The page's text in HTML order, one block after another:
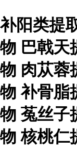
补阳类提
物 巴戟天
物 肉苁蓉
物 补骨脂
物 菟丝子
物 核桃仁